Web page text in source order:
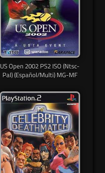
US Open 2002 PS2 ISO (Ntsc-
Pal) (Español/Multi) MG-MF